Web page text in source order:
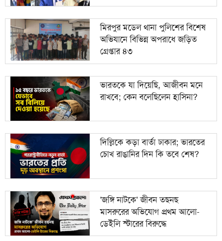
মিরপুর মডেল থানা পুলিশের বিশেষ
অভিযানে বিভিন্ন অপরাধে জড়িত
গ্রেপ্তার ৪৩
ভারতকে যা দিয়েছি, আজীবন মনে
রাখবে; কেন বলেছিলেন হাসিনা?
দিল্লিকে কড়া বার্তা ঢাকার; ভারতের
চোখ রাঙানির দিন কি তবে শেষ?
'জঙ্গি নাটকে' জীবন তছনছ
মাসরুরের অভিযোগ প্রথম আলো-
ডেইলি স্টারের বিরুদ্ধে